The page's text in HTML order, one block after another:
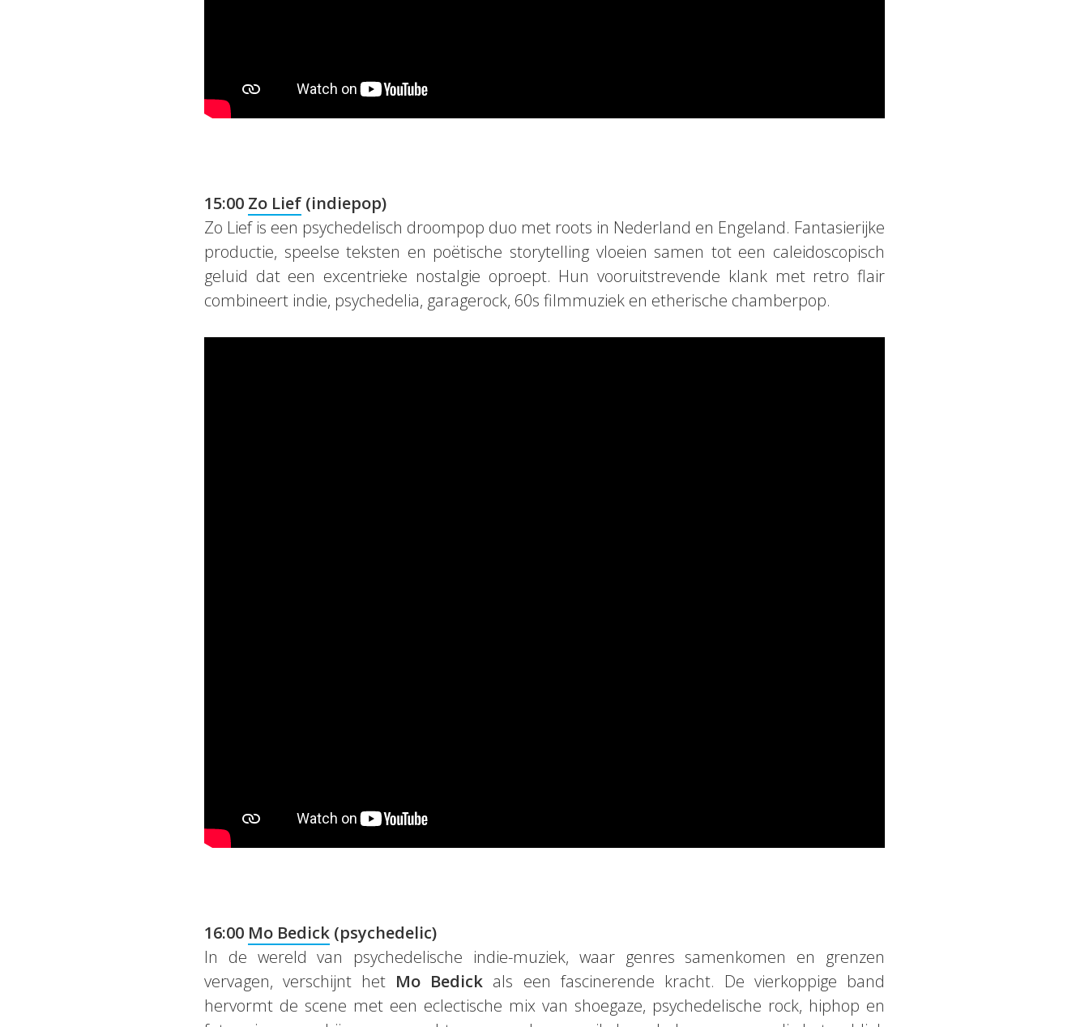
15:00 Zo Lief (indiepop)
Zo Lief is een psychedelisch droompop duo met roots in Nederland en Engeland. Fantasierijke
productie, speelse teksten en poëtische storytelling vloeien samen tot een ​​​caleidoscopisch
geluid dat een excentrieke nostalgie oproept. Hun vooruitstrevende klank met retro flair
combineert indie, psychedelia, garagerock, 60s filmmuziek en etherische chamberpop.
16:00 Mo Bedick (psychedelic)
In de wereld van psychedelische indie-muziek, waar genres samenkomen en grenzen
vervagen, verschijnt het Mo Bedick als een fascinerende kracht. De vierkoppige band
hervormt de scene met een eclectische mix van shoegaze, psychedelische rock, hiphop en